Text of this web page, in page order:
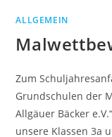
ALLGEMEIN
Zum
Grundschulen der
Allgäuer Bäcker
unsere Klassen 3a